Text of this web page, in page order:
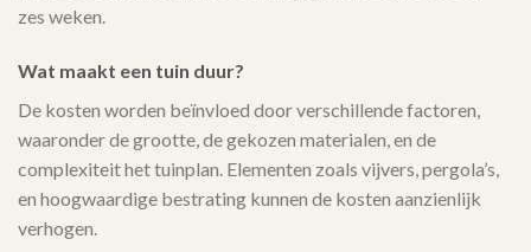
zes weken.
Wat maakt een tuin duur?
De kosten worden beïnvloed door verschillende factoren,
waaronder de grootte, de gekozen materialen, en de
complexiteit het tuinplan. Elementen zoals vijvers, pergola’s,
en hoogwaardige bestrating kunnen de kosten aanzienlijk
verhogen.